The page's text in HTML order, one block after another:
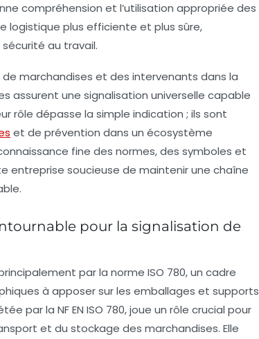
compréhension et l’utilisation appropriée des
logistique plus efficiente et plus sûre,
au travail.
marchandises et des intervenants dans la
une signalisation universelle capable
rôle dépasse la simple indication ; ils sont
et de prévention dans un écosystème
fine des normes, des symboles et
entreprise soucieuse de maintenir une chaîne
pour la signalisation de
par la norme ISO 780, un cadre
à apposer sur les emballages et supports
par la NF EN ISO 780, joue un rôle crucial pour
et du stockage des marchandises. Elle